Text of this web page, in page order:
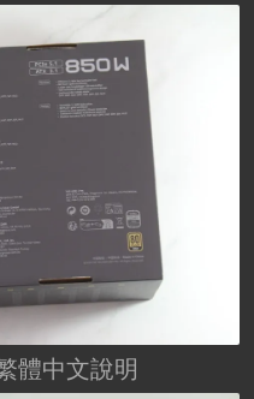
體中文說明